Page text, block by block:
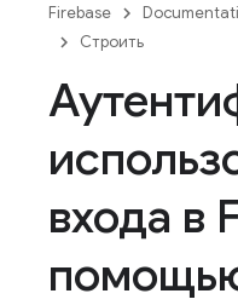
Firebase
Строить
входа в